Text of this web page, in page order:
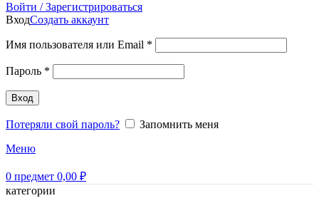
Войти / Зарегистрироваться
ВходСоздать аккаунт
Имя пользователя или Email *
Пароль *
Вход
Потеряли свой пароль?
Запомнить меня
Меню
0 предмет 0,00 ₽
категории